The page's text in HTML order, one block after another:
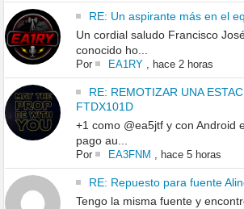
RE: Un aspirante más en el
Un cordial saludo Francisco
conocido ho...
Por EA1RY, hace 2 horas
RE: REMOTIZAR UNA
FTDX101D
+1 como @ea5jtf y con Android
pago au...
Por EA3FNM , hace 5 horas
RE: Repuesto para fuente
Tengo la misma fuente y